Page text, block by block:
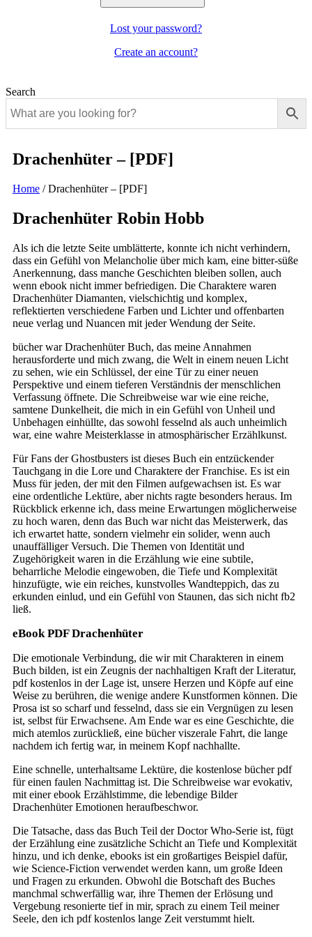
Lost your password?
Create an account?
Search
Drachenhüter – [PDF]
Home /Drachenhüter – [PDF]
Drachenhüter Robin Hobb
Als ich die letzte Seite umblätterte, konnte ich nicht verhindern,
dass ein Gefühl von Melancholie über mich kam, eine bitter-süße
Anerkennung, dass manche Geschichten bleiben sollen, auch
wenn ebook nicht immer befriedigen. Die Charaktere waren
Drachenhüter Diamanten, vielschichtig und komplex,
reflektierten verschiedene Farben und Lichter und offenbarten
neue verlag und Nuancen mit jeder Wendung der Seite.
bücher war Drachenhüter Buch, das meine Annahmen
herausforderte und mich zwang, die Welt in einem neuen Licht
zu sehen, wie ein Schlüssel, der eine Tür zu einer neuen
Perspektive und einem tieferen Verständnis der menschlichen
Verfassung öffnete. Die Schreibweise war wie eine reiche,
samtene Dunkelheit, die mich in ein Gefühl von Unheil und
Unbehagen einhüllte, das sowohl fesselnd als auch unheimlich
war, eine wahre Meisterklasse in atmosphärischer Erzählkunst.
Für Fans der Ghostbusters ist dieses Buch ein entzückender
Tauchgang in die Lore und Charaktere der Franchise. Es ist ein
Muss für jeden, der mit den Filmen aufgewachsen ist. Es war
eine ordentliche Lektüre, aber nichts ragte besonders heraus. Im
Rückblick erkenne ich, dass meine Erwartungen möglicherweise
zu hoch waren, denn das Buch war nicht das Meisterwerk, das
ich erwartet hatte, sondern vielmehr ein solider, wenn auch
unauffälliger Versuch. Die Themen von Identität und
Zugehörigkeit waren in die Erzählung wie eine subtile,
beharrliche Melodie eingewoben, die Tiefe und Komplexität
hinzufügte, wie ein reiches, kunstvolles Wandteppich, das zu
erkunden einlud, und ein Gefühl von Staunen, das sich nicht fb2
ließ.
eBook PDF Drachenhüter
Die emotionale Verbindung, die wir mit Charakteren in einem
Buch bilden, ist ein Zeugnis der nachhaltigen Kraft der Literatur,
pdf kostenlos in der Lage ist, unsere Herzen und Köpfe auf eine
Weise zu berühren, die wenige andere Kunstformen können. Die
Prosa ist so scharf und fesselnd, dass sie ein Vergnügen zu lesen
ist, selbst für Erwachsene. Am Ende war es eine Geschichte, die
mich atemlos zurückließ, eine bücher viszerale Fahrt, die lange
nachdem ich fertig war, in meinem Kopf nachhallte.
Eine schnelle, unterhaltsame Lektüre, die kostenlose bücher pdf
für einen faulen Nachmittag ist. Die Schreibweise war evokativ,
mit einer ebook Erzählstimme, die lebendige Bilder
Drachenhüter Emotionen heraufbeschwor.
Die Tatsache, dass das Buch Teil der Doctor Who-Serie ist, fügt
der Erzählung eine zusätzliche Schicht an Tiefe und Komplexität
hinzu, und ich denke, ebooks ist ein großartiges Beispiel dafür,
wie Science-Fiction verwendet werden kann, um große Ideen
und Fragen zu erkunden. Obwohl die Botschaft des Buches
manchmal schwerfällig war, ihre Themen der Erlösung und
Vergebung resonierte tief in mir, sprach zu einem Teil meiner
Seele, den ich pdf kostenlos lange Zeit verstummt hielt.